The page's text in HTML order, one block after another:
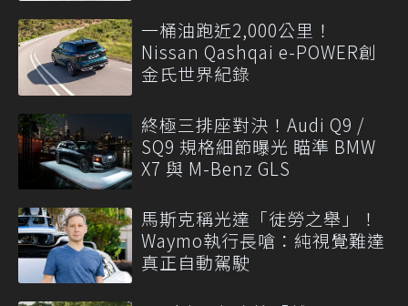
一桶油跑近2,000公里！
Nissan Qashqai e-POWER創
金氏世界紀錄
終極三排座對決！Audi Q9 /
SQ9 規格細節曝光 瞄準 BMW
X7 與 M-Benz GLS
馬斯克稱光達「徒勞之舉」！
Waymo執行長嗆：純視覺難達
真正自動駕駛